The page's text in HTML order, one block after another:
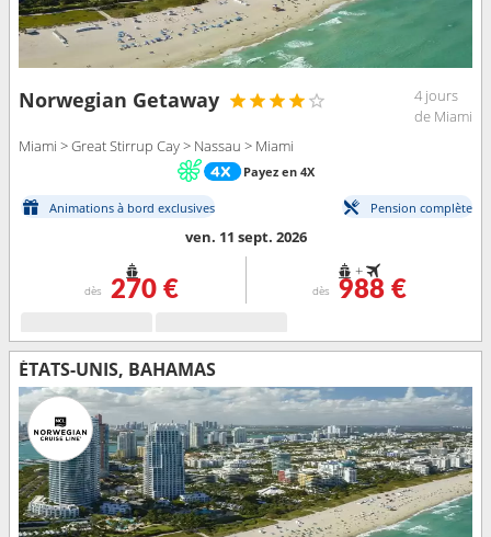
Norwegian Getaway
4 jours
de Miami
Miami > Great Stirrup Cay > Nassau > Miami
Payez en 4X
Animations à bord exclusives Pension complète
ven. 11 sept. 2026
dès 270 €
+
dès 988 €
ÉTATS-UNIS, BAHAMAS